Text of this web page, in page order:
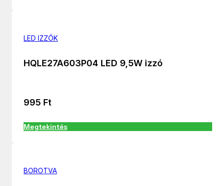
LED IZZÓK
HQLE27A603P04 LED 9,5W izzó
995 Ft
Megtekintés
BOROTVA